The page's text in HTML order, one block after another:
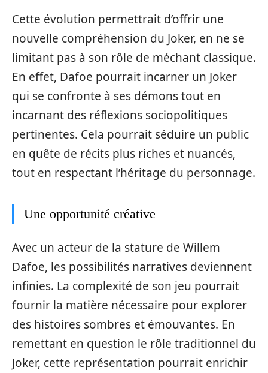
Cette évolution permettrait d’offrir une
nouvelle compréhension du Joker, en ne se
limitant pas à son rôle de méchant classique.
En effet, Dafoe pourrait incarner un Joker
qui se confronte à ses démons tout en
incarnant des réflexions sociopolitiques
pertinentes. Cela pourrait séduire un public
en quête de récits plus riches et nuancés,
tout en respectant l’héritage du personnage.
Une opportunité créative
Avec un acteur de la stature de Willem
Dafoe, les possibilités narratives deviennent
infinies. La complexité de son jeu pourrait
fournir la matière nécessaire pour explorer
des histoires sombres et émouvantes. En
remettant en question le rôle traditionnel du
Joker, cette représentation pourrait enrichir